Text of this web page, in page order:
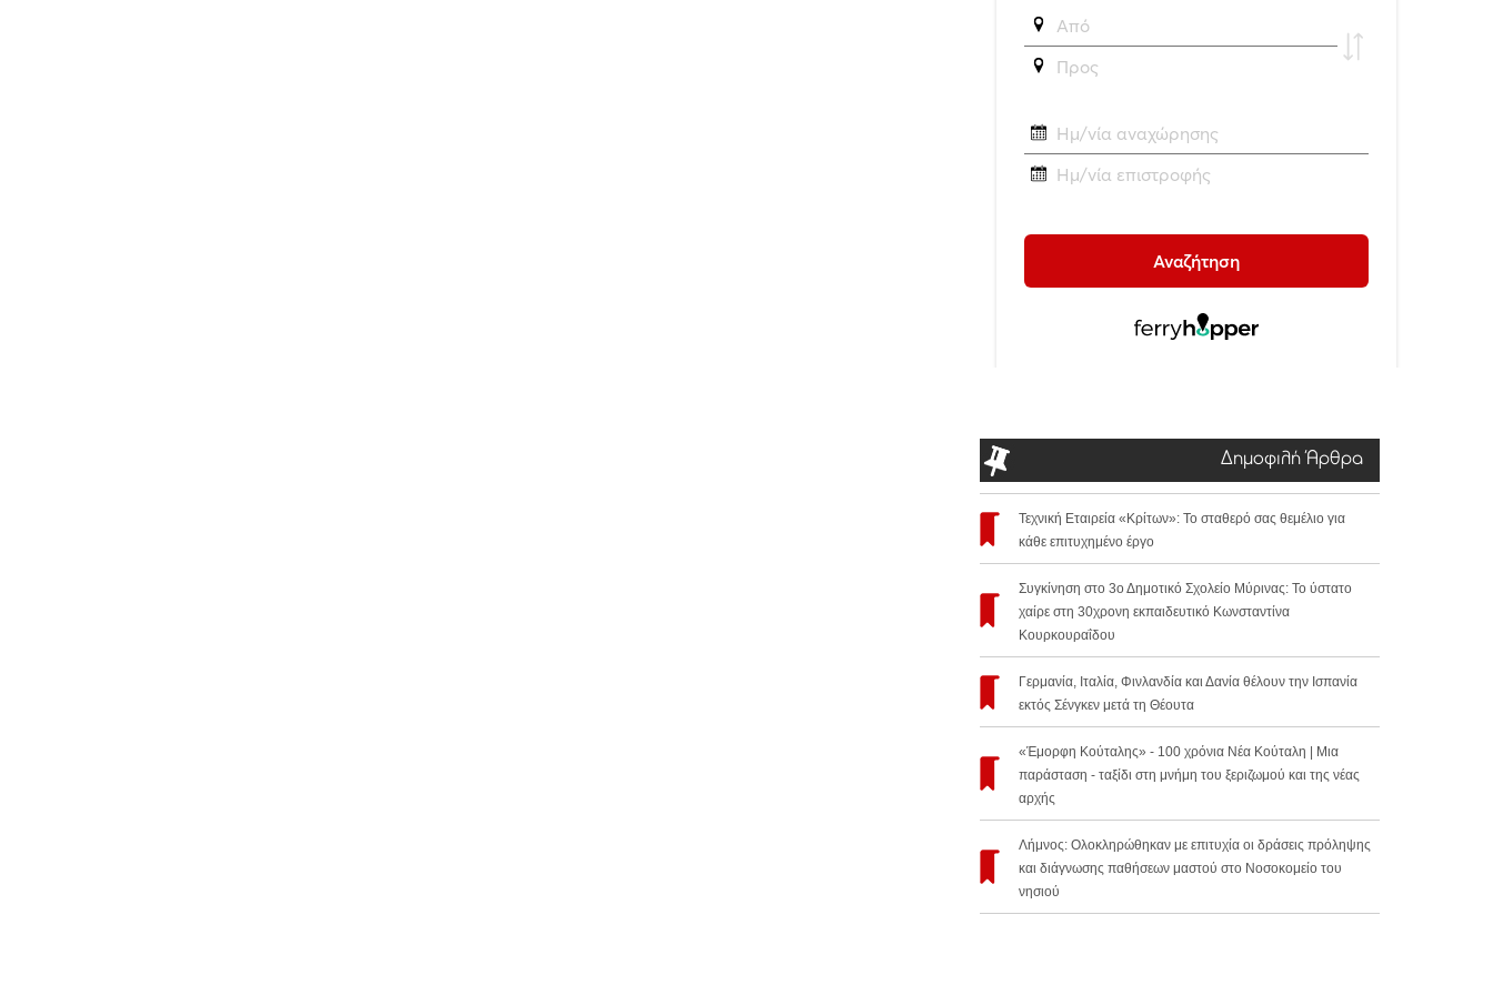
Δημοφιλή Άρθρα
Τεχνική Εταιρεία «Κρίτων»: Το σταθερό σας θεμέλιο για
κάθε επιτυχημένο έργο
Συγκίνηση στο 3ο Δημοτικό Σχολείο Μύρινας: Το ύστατο
χαίρε στη 30χρονη εκπαιδευτικό Κωνσταντίνα
Κουρκουραΐδου
Γερμανία, Ιταλία, Φινλανδία και Δανία θέλουν την Ισπανία
εκτός Σένγκεν μετά τη Θέουτα
«Έμορφη Κούταλης» - 100 χρόνια Νέα Κούταλη | Μια
παράσταση - ταξίδι στη μνήμη του ξεριζωμού και της νέας
αρχής
Λήμνος: Ολοκληρώθηκαν με επιτυχία οι δράσεις πρόληψης
και διάγνωσης παθήσεων μαστού στο Νοσοκομείο του
νησιού